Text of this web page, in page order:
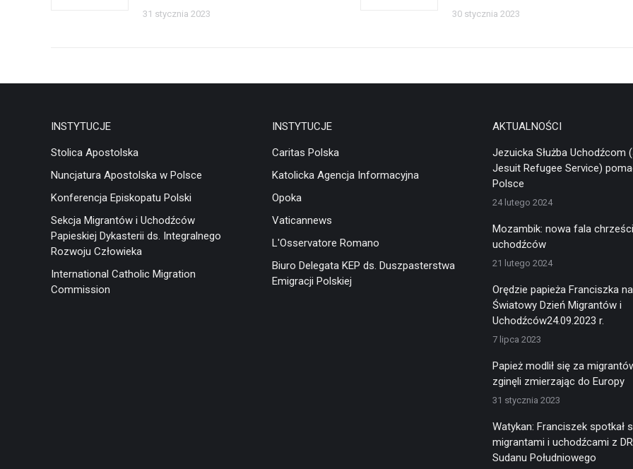
31 stycznia 2023 30 stycznia 2023
INSTYTUCJE
Stolica Apostolska
Nuncjatura Apostolska w Polsce
Konferencja Episkopatu Polski
Sekcja Migrantów i Uchodźców
Papieskiej Dykasterii ds. Integralnego
Rozwoju Człowieka
International Catholic Migration
Commission
INSTYTUCJE
Caritas Polska
Katolicka Agencja Informacyjna
Opoka
Vaticannews
L'Osservatore Romano
Biuro Delegata KEP ds. Duszpasterstwa
Emigracji Polskiej
AKTUALNOŚCI
Jezuicka Służba Uchodźcom
Jesuit Refugee Service)
Polsce
24 lutego 2024
Mozambik: nowa fala
uchodźców
21 lutego 2024
Orędzie papieża Franciszka
Światowy Dzień Migrantów i
Uchodźców24.09.2023 r.
7 lipca 2023
Papież modlił się za
zginęli zmierzając do Europy
31 stycznia 2023
Watykan: Franciszek spotkał
migrantami i uchodźcami z
Sudanu Południowego